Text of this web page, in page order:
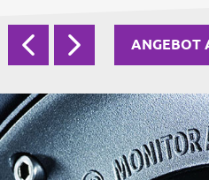
ANGEBOT